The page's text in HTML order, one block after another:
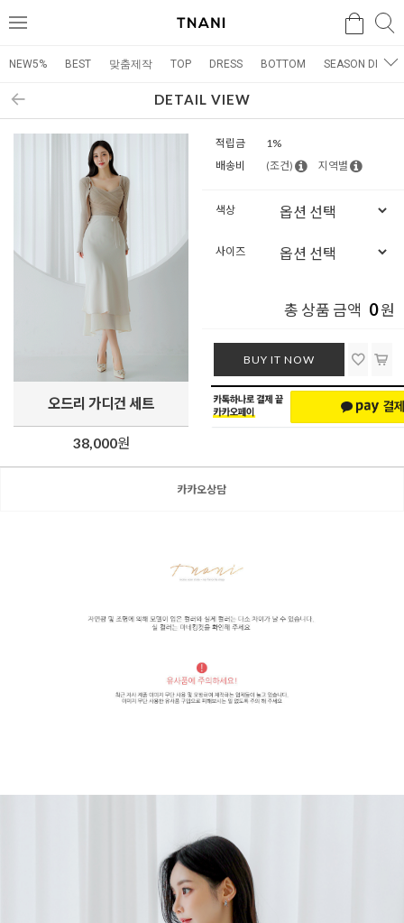
메
검색
NEW5% BEST 맞춤제작 TOP DRESS BOTTOM SEASON DRESS
DETAIL VIEW
오드리 가디건 세트
38,000원
적립금
1%
배송비
(조건) 지역별
색상
사이즈
총 상품 금액 0원
BUY IT NOW
카카오상담